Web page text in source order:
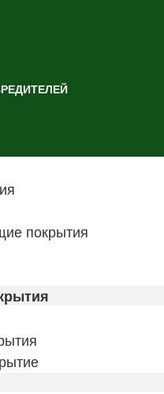
покрытия